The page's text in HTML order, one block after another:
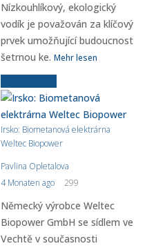
Nízkouhlíkový, ekologický
vodík je považován za klíčový
prvek umožňující budoucnost
šetrnou ke. Mehr lesen
Irsko: Biometanová elektrárna
Weltec Biopower
Pavlina Opletalova
4 Monaten ago
299
Německý výrobce Weltec
Biopower GmbH se sídlem ve
Vechtě v současnosti